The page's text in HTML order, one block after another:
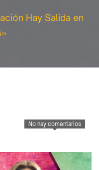
Hay Salida en
No hay comentarios